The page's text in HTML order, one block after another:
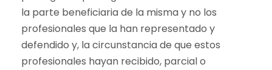
la parte beneficiaria de la misma y no los
profesionales que la han representado y
defendido y, la circunstancia de que estos
profesionales hayan recibido, parcial o